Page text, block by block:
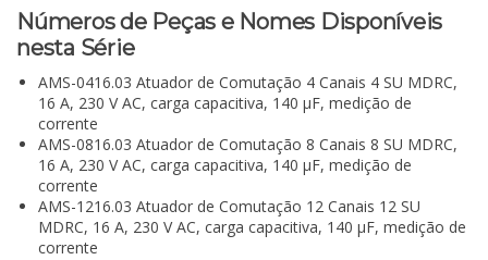
Números de Peças e Nomes Disponíveis
nesta Série
AMS-0416.03 Atuador de Comutação 4 Canais 4 SU MDRC,
16 A, 230 V AC, carga capacitiva, 140 µF, medição de
corrente
AMS-0816.03 Atuador de Comutação 8 Canais 8 SU MDRC,
16 A, 230 V AC, carga capacitiva, 140 µF, medição de
corrente
AMS-1216.03 Atuador de Comutação 12 Canais 12 SU
MDRC, 16 A, 230 V AC, carga capacitiva, 140 µF, medição de
corrente